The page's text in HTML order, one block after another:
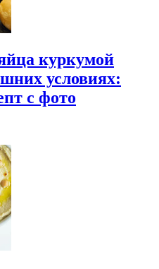
куркумой
условиях:
с фото